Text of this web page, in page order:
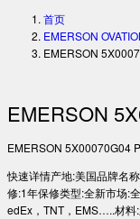
首页
EMERSON
EMERSON
EMERSON
EMERSON 5X00070G04
快速详情产地:美国品牌名
修:1年保修类型:全新市场:
edEx，TNT，EMS…..材料